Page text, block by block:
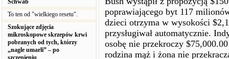
Schwab
To ten od "wielkiego resetu".
Szokujące zdjęcia
mikroskopowe skrzepów krwi
pobranych od tych, którzy
„nagle umarli” – po
szczepieniu
poprawiającego byt 117
dzieci otrzyma w wysokości
przysługiwał automatycznie.
osobę nie przekroczy
rodzina mąż i żona nie